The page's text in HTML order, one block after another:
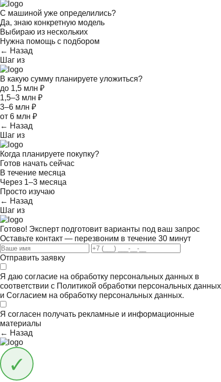
С машиной уже определились?
Да, знаю конкретную модель
Выбираю из нескольких
Нужна помощь с подбором
← Назад
Шаг из
В какую сумму планируете уложиться?
до 1,5 млн ₽
1,5–3 млн ₽
3–6 млн ₽
от 6 млн ₽
← Назад
Шаг из
Когда планируете покупку?
Готов начать сейчас
В течение месяца
Через 1–3 месяца
Просто изучаю
← Назад
Шаг из
Готово! Эксперт подготовит варианты под ваш запрос
Оставьте контакт — перезвоним в течение 30 минут
Отправить заявку
Я даю согласие на обработку персональных данных в
соответствии с Политикой обработки персональных данных
и Согласием на обработку персональных данных.
Я согласен получать рекламные и информационные
материалы
← Назад